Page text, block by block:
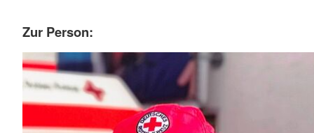
Zur Person: